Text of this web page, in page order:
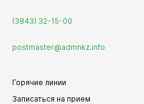
(3843) 32-15-00
postmaster@admnkz.info
Горячие линии
Записаться на прием